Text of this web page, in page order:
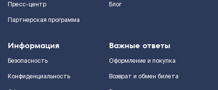
Пресс-центр
Партнерская программа
Блог
Информация
Безопасность
Конфиденциальность
Важные ответы
Оформление и покупка
Возврат и обмен билета